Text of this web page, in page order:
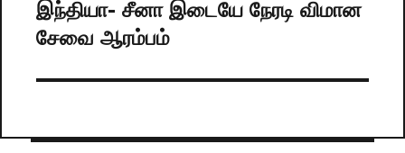
Next
post:
இந்தியா- சீனா இடையே நேரடி விமான
சேவை ஆரம்பம்